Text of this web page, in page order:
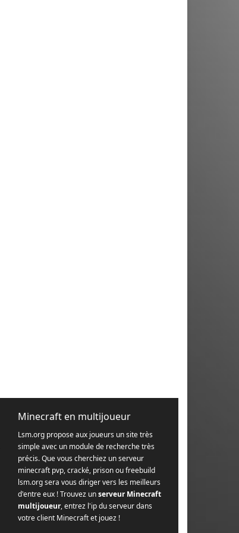
Minecraft en multijoueur
Lsm.org propose aux joueurs un site très
simple avec un module de recherche très
précis. Que vous cherchiez un serveur
minecraft pvp, cracké, prison ou freebuild
lsm.org sera vous diriger vers les meilleurs
d'entre eux ! Trouvez unserveur Minecraft
multijoueur, entrez l'ip du serveur dans
votre client Minecraft et jouez !